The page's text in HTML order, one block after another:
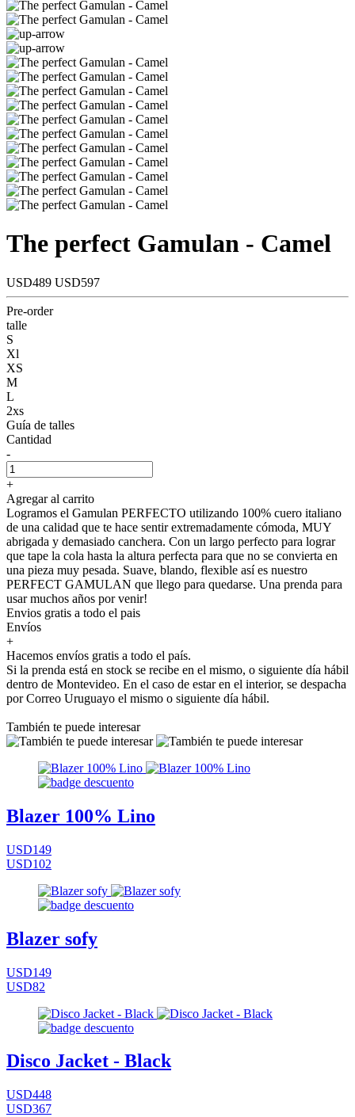
The perfect Gamulan - Camel
USD489 USD597
Pre-order
talle
S
Xl
XS
M
L
2xs
Guía de talles
Cantidad
-
+
Agregar al carrito
Logramos el Gamulan PERFECTO utilizando 100% cuero italiano
de una calidad que te hace sentir extremadamente cómoda, MUY
abrigada y demasiado canchera. Con un largo perfecto para lograr
que tape la cola hasta la altura perfecta para que no se convierta en
una pieza muy pesada. Suave, blando, flexible así es nuestro
PERFECT GAMULAN que llego para quedarse. Una prenda para
usar muchos años por venir!
Envios gratis a todo el pais
Envíos
+
Hacemos envíos gratis a todo el país.
Si la prenda está en stock se recibe en el mismo, o siguiente día hábil
dentro de Montevideo. En el caso de estar en el interior, se despacha
por Correo Uruguayo el mismo o siguiente día hábil.
También te puede interesar
Blazer 100% Lino
USD149
USD102
Blazer sofy
USD149
USD82
Disco Jacket - Black
USD448
USD367